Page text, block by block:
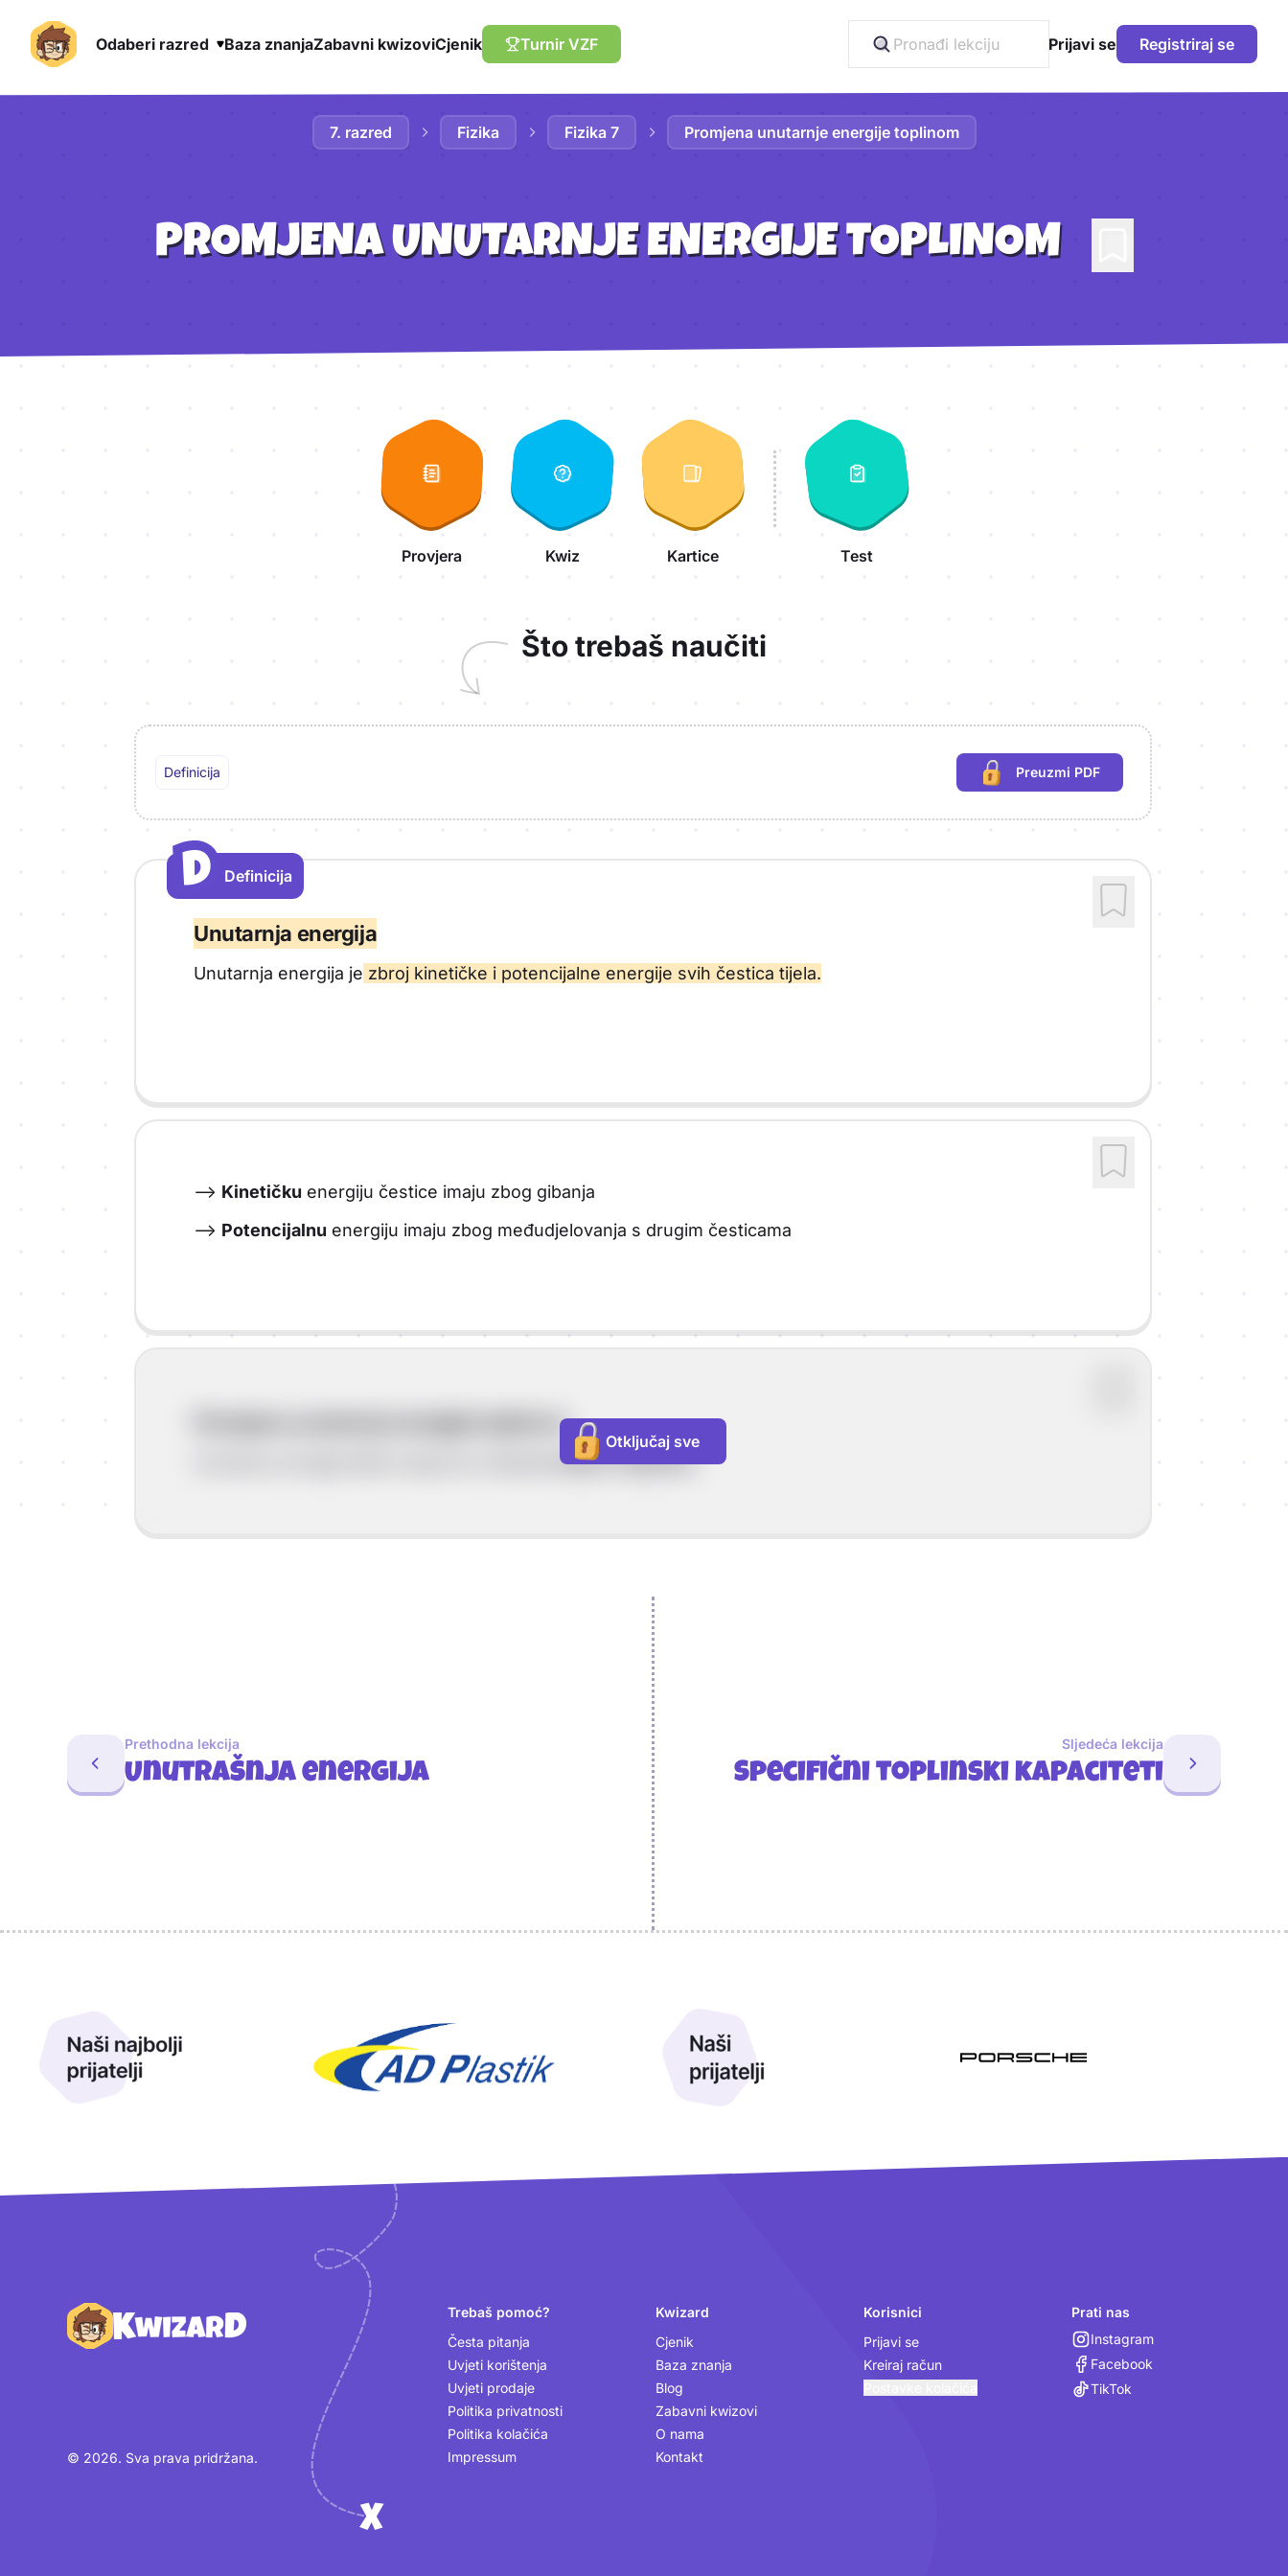
Odaberi razred Baza znanjaZabavni kwizoviCjenik Turnir VZF Prijavi se Registriraj se
7. razred
Fizika Fizika 7 Promjena unutarnje energije toplinom
PROMJENA UNUTARNJE ENERGIJE TOPLINOM
Provjera Kwiz Kartice Test
Što trebaš naučiti
Definicija Preuzmi PDF
(potrebna prijava)
D
D
Definicija
Unutarnja energija
Unutarnja energija je zbroj kinetičke i potencijalne energije svih čestica tijela.
--> Kinetičku energiju čestice imaju zbog gibanja
--> Potencijalnu energiju imaju zbog međudjelovanja s drugim česticama
Promjena unutarnje energije toplinom
radom i toplinom.
Otključaj sve
Prethodna lekcija
Unutrašnja energija
Sljedeća lekcija
Specifični toplinski kapaciteti
Podnožje
© 2026. Sva prava pridržana.
Trebaš pomoć?
Česta pitanja
Uvjeti korištenja
Uvjeti prodaje
Politika privatnosti
Politika kolačića
Impressum
Kwizard
Cjenik
Baza znanja
Blog
Zabavni kwizovi
O nama
Kontakt
Korisnici
Prijavi se
Kreiraj račun
Prati nas
Instagram
Facebook
TikTok